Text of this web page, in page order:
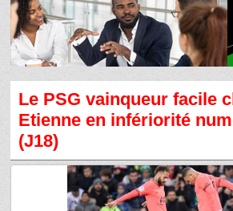
Le PSG vainqueur facile
Etienne en infériorité
(J18)